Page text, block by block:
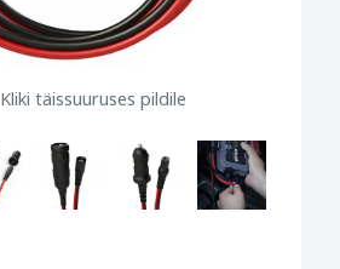
Kliki täissuuruses pildile